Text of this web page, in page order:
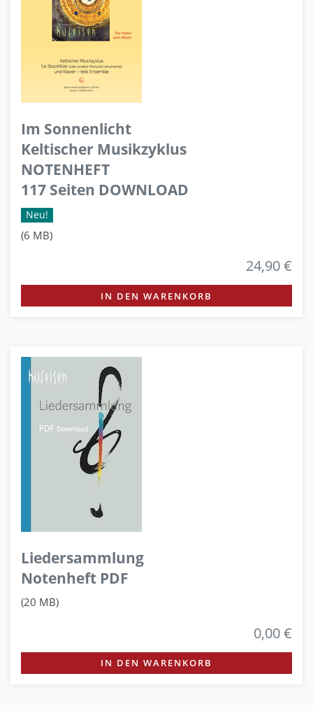
Im Sonnenlicht
Keltischer Musikzyklus
NOTENHEFT
117 Seiten DOWNLOAD
Neu!
(6 MB)
24,90 €
IN DEN WARENKORB
Liedersammlung
Notenheft PDF
(20 MB)
0,00 €
IN DEN WARENKORB